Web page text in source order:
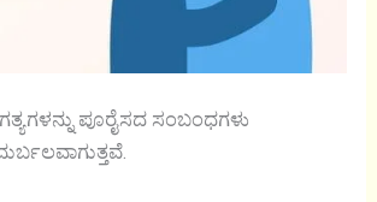
ಪೂರೈಸದ ಸಂಬಂಧಗಳು